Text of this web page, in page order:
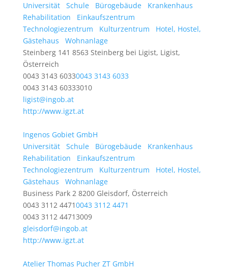
Universität
Schule Bürogebäude
Krankenhaus
Rehabilitation
Einkaufszentrum
Technologiezentrum
Kulturzentrum
Hotel, Hostel,
Gästehaus
Wohnanlage
Steinberg 141 8563 Steinberg bei Ligist, Ligist,
Österreich
0043 3143 60330043 3143 6033
0043 3143 60333010
ligist@ingob.at
http://www.igzt.at
Ingenos Gobiet GmbH
Universität
Schule Bürogebäude
Krankenhaus
Rehabilitation
Einkaufszentrum
Technologiezentrum
Kulturzentrum
Hotel, Hostel,
Gästehaus
Wohnanlage
Business Park 2 8200 Gleisdorf, Österreich
0043 3112 44710043 3112 4471
0043 3112 44713009
gleisdorf@ingob.at
http://www.igzt.at
Atelier Thomas Pucher ZT GmbH